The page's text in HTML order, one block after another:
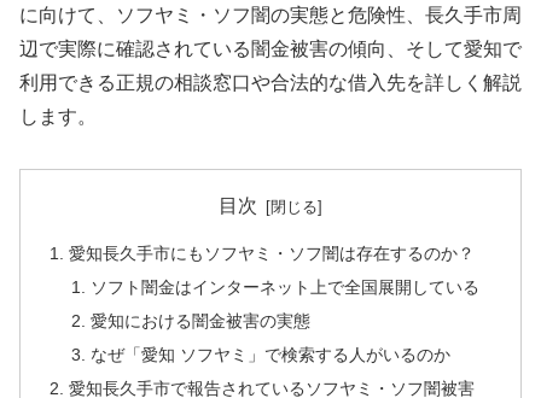
に向けて、ソフヤミ・ソフ闇の実態と危険性、長久手市周
辺で実際に確認されている闇金被害の傾向、そして愛知で
利用できる正規の相談窓口や合法的な借入先を詳しく解説
します。
目次
愛知長久手市にもソフヤミ・ソフ闇は存在するのか？
ソフト闇金はインターネット上で全国展開している
愛知における闇金被害の実態
なぜ「愛知 ソフヤミ」で検索する人がいるのか
愛知長久手市で報告されているソフヤミ・ソフ闇被害